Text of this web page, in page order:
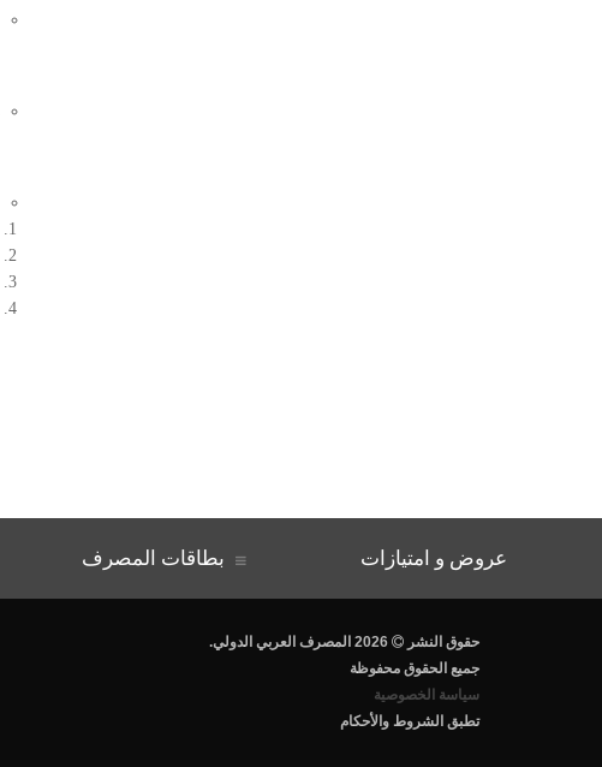
عروض و امتيازات بطاقات المصرف
.حقوق النشر
جميع الحقوق محفوظة
سياسة الخصوصية
تطبق الشروط والأحكام